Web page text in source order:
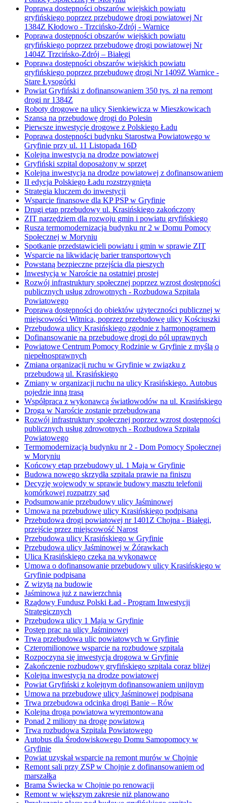
Poprawa dostępności obszarów wiejskich powiatu
gryfińskiego poprzez przebudowę drogi powiatowej Nr
1384Z Kłodowo - Trzcińsko-Zdrój - Warnice
Poprawa dostępności obszarów wiejskich powiatu
gryfińskiego poprzez przebudowę drogi powiatowej Nr
1404Z Trzcińsko-Zdrój – Białęgi
Poprawa dostępności obszarów wiejskich powiatu
gryfińskiego poprzez przebudowę drogi Nr 1409Z Warnice -
Stare Łysogórki
Powiat Gryfiński z dofinansowaniem 350 tys. zł na remont
drogi nr 1384Z
Roboty drogowe na ulicy Sienkiewicza w Mieszkowicach
Szansa na przebudowę drogi do Polesin
Pierwsze inwestycje drogowe z Polskiego Ładu
Poprawa dostępności budynku Starostwa Powiatowego w
Gryfinie przy ul. 11 Listopada 16D
Kolejna inwestycja na drodze powiatowej
Gryfiński szpital doposażony w sprzęt
Kolejna inwestycja na drodze powiatowej z dofinansowaniem
II edycja Polskiego Ładu rozstrzygnięta
Strategia kluczem do inwestycji
Wsparcie finansowe dla KP PSP w Gryfinie
Drugi etap przebudowy ul. Krasińskiego zakończony
ZIT narzędziem dla rozwoju gmin i powiatu gryfińskiego
Rusza termomodernizacja budynku nr 2 w Domu Pomocy
Społecznej w Moryniu
Spotkanie przedstawicieli powiatu i gmin w sprawie ZIT
Wsparcie na likwidację barier transportowych
Powstaną bezpieczne przejścia dla pieszych
Inwestycja w Naroście na ostatniej prostej
Rozwój infrastruktury społecznej poprzez wzrost dostępności
publicznych usług zdrowotnych - Rozbudowa Szpitala
Powiatowego
Poprawa dostępności do obiektów użyteczności publicznej w
miejscowości Witnica, poprzez przebudowę ulicy Kościuszki
Przebudowa ulicy Krasińskiego zgodnie z harmonogramem
Dofinansowanie na przebudowę drogi do pól uprawnych
Powiatowe Centrum Pomocy Rodzinie w Gryfinie z myślą o
niepełnosprawnych
Zmiana organizacji ruchu w Gryfinie w związku z
przebudową ul. Krasińskiego
Zmiany w organizacji ruchu na ulicy Krasińskiego. Autobus
pojedzie inną trasą
Współpraca z wykonawcą światłowodów na ul. Krasińskiego
Droga w Naroście zostanie przebudowana
Rozwój infrastruktury społecznej poprzez wzrost dostępności
publicznych usług zdrowotnych - Rozbudowa Szpitala
Powiatowego
Termomodernizacja budynku nr 2 - Dom Pomocy Społecznej
w Moryniu
Końcowy etap przebudowy ul. 1 Maja w Gryfinie
Budowa nowego skrzydła szpitala prawie na finiszu
Decyzję wojewody w sprawie budowy masztu telefonii
komórkowej rozpatrzy sąd
Podsumowanie przebudowy ulicy Jaśminowej
Umowa na przebudowę ulicy Krasińskiego podpisana
Przebudowa drogi powiatowej nr 1401Z Chojna - Białęgi,
przejście przez miejscowość Narost
Przebudowa ulicy Krasińskiego w Gryfinie
Przebudowa ulicy Jaśminowej w Żórawkach
Ulica Krasińskiego czeka na wykonawcę
Umowa o dofinansowanie przebudowy ulicy Krasińskiego w
Gryfinie podpisana
Z wizytą na budowie
Jaśminowa już z nawierzchnią
Rządowy Fundusz Polski Ład - Program Inwestycji
Strategicznych
Przebudowa ulicy 1 Maja w Gryfinie
Postęp prac na ulicy Jaśminowej
Trwa przebudowa ulic powiatowych w Gryfinie
Czteromilionowe wsparcie na rozbudowę szpitala
Rozpoczyna się inwestycja drogowa w Gryfinie
Zakończenie rozbudowy gryfińskiego szpitala coraz bliżej
Kolejna inwestycja na drodze powiatowej
Powiat Gryfiński z kolejnym dofinansowaniem unijnym
Umowa na przebudowę ulicy Jaśminowej podpisana
Trwa przebudowa odcinka drogi Banie – Rów
Kolejna droga powiatowa wyremontowana
Ponad 2 miliony na drogę powiatową
Trwa rozbudowa Szpitala Powiatowego
Autobus dla Środowiskowego Domu Samopomocy w
Gryfinie
Powiat uzyskał wsparcie na remont murów w Chojnie
Remont sali przy ZSP w Chojnie z dofinansowaniem od
marszałka
Brama Świecka w Chojnie po renowacji
Remont w większym zakresie niż planowano